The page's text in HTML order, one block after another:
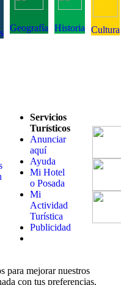
Geografía Historia Cultura
Servicios
Turísticos
Anunciar
aquí
Ayuda
Mi Hotel
o Posada
Mi
Actividad
Turística
Publicidad
para mejorar nuestros
con tus preferencias.